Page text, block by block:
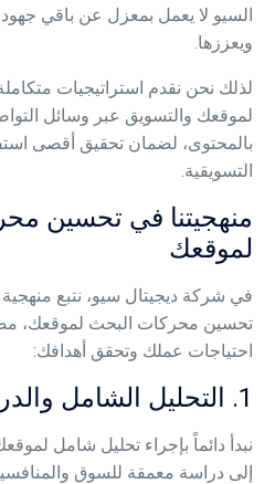
السيو لا يعمل بمعزل عن باقي
ويعززها.
لذلك نحن نقدم استراتيجيات
لموقعك والتسويق عبر وسائل
بالمحتوى، لضمان تحقيق أقصى
التسويقية.
منهجيتنا في تحسين
لموقعك
في شركة ديجيتال سيو، نتبع
تحسين محركات البحثلموقعك،
احتياجات عملك وتحقق أهدافك:
1. التحليل الشامل والدراسة المعمقة
نبدأ دائماً بإجراء تحليل شامل
إلى دراسة معمقة للسوق